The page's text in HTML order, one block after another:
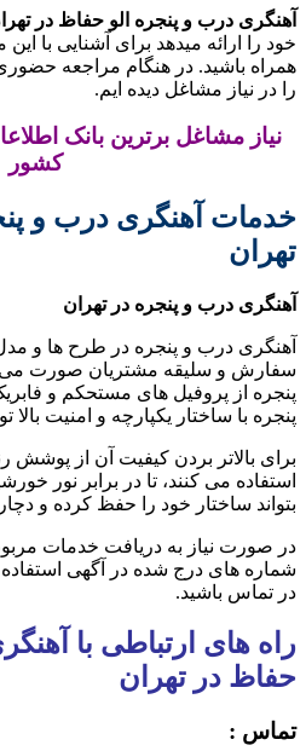
آهنگری درب و پنجره الو حفاظ در
خود را ارائه میدهد برای آشنایی با
همراه باشید. در هنگام مراجعه
را در نیاز مشاغل دیده ایم.
نیاز مشاغل برترین بانک
کشور
خدمات آهنگری درب و
تهران
آهنگری درب و پنجره در تهران
آهنگری درب و پنجره در طرح ها و
سفارش و سلیقه مشتریان صورت می
پنجره از پروفیل های مستحکم و
پنجره با ساختار یکپارچه و امنیت بالا
برای بالاتر بردن کیفیت آن از پوشش
استفاده می کنند، تا در برابر نور
بتواند ساختار خود را حفظ کرده و
در صورت نیاز به دریافت خدمات
شماره های درج شده در آگهی
در تماس باشید.
راه های ارتباطی با
حفاظ در تهران
تماس :